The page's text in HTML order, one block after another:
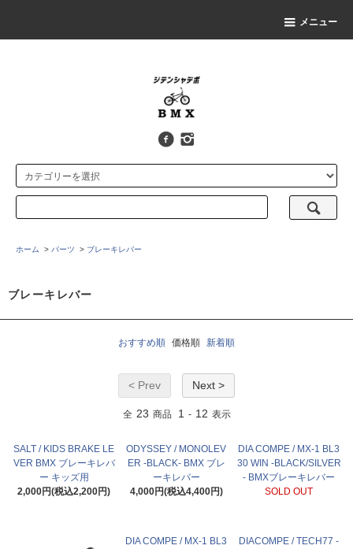
メニュー
ホーム > パーツ > ブレーキレバー
ブレーキレバー
おすすめ順 価格順 新着順
< Prev Next >
全 23 商品 1 - 12 表示
SALT / KIDS BRAKE LE
VER BMX ブレーキレバ
ー キッズ用
2,000円(税込2,200円)
ODYSSEY / MONOLEV
ER -BLACK- BMX ブレ
ーキレバー
4,000円(税込4,400円)
DIA COMPE / MX-1 BL3
30 WIN -BLACK/SILVER
- BMXブレーキレバー
SOLD OUT
DIA COMPE / MX-1 BL3
DIACOMPE / TECH77 -